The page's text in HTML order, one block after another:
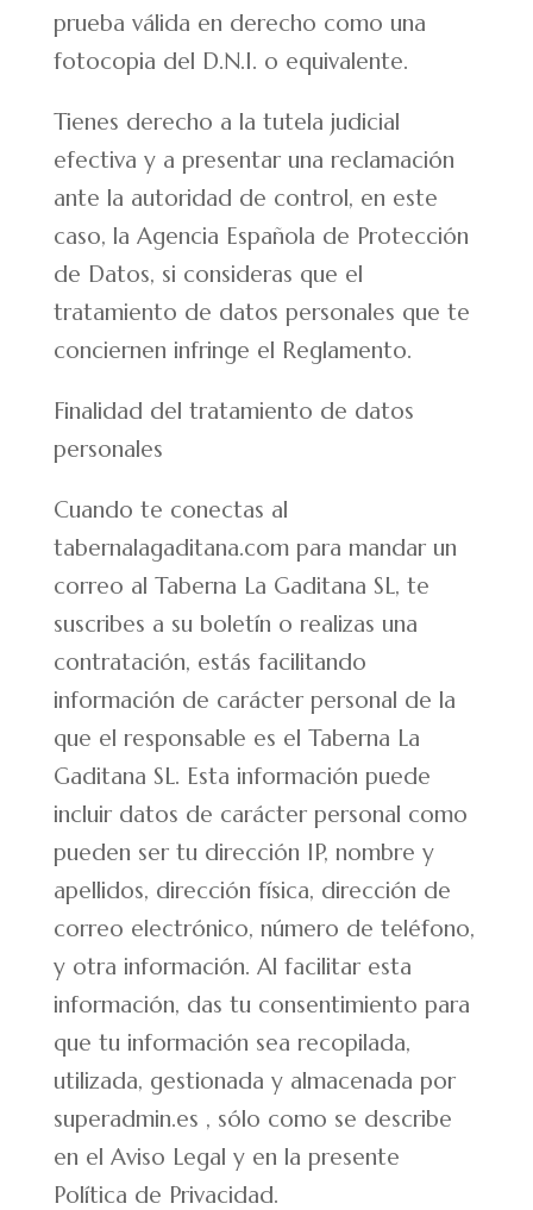
prueba válida en derecho como una
fotocopia del D.N.I. o equivalente.
Tienes derecho a la tutela judicial
efectiva y a presentar una reclamación
ante la autoridad de control, en este
caso, la Agencia Española de Protección
de Datos, si consideras que el
tratamiento de datos personales que te
conciernen infringe el Reglamento.
Finalidad del tratamiento de datos
personales
Cuando te conectas al
tabernalagaditana.com para mandar un
correo al Taberna La Gaditana SL, te
suscribes a su boletín o realizas una
contratación, estás facilitando
información de carácter personal de la
que el responsable es el Taberna La
Gaditana SL. Esta información puede
incluir datos de carácter personal como
pueden ser tu dirección IP, nombre y
apellidos, dirección física, dirección de
correo electrónico, número de teléfono,
y otra información. Al facilitar esta
información, das tu consentimiento para
que tu información sea recopilada,
utilizada, gestionada y almacenada por
superadmin.es , sólo como se describe
en el Aviso Legal y en la presente
Política de Privacidad.